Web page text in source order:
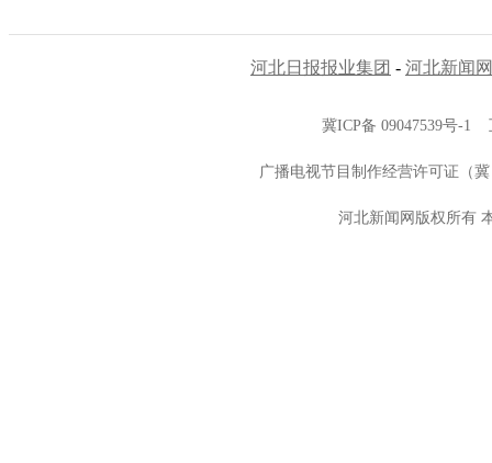
河北日报报业集团 - 河北新闻网
冀ICP备 09047539号-1
广播电视节目制作经营许可证（
河北新闻网版权所有